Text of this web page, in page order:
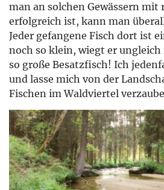
man an solchen Gewässern
erfolgreich ist, kann man
Jeder gefangene Fisch dort ist
noch so klein, wiegt er ungleich
so große Besatzfisch! Ich
und lasse mich von der
Fischen im Waldviertel